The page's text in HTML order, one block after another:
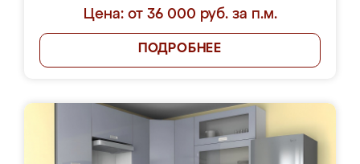
Цена: от 36 000 руб. за п.м.
ПОДРОБНЕЕ